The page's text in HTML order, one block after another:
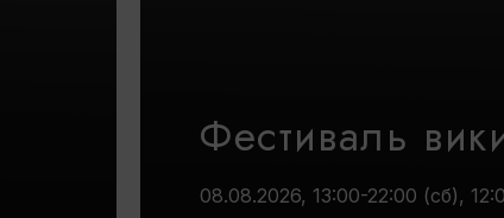
Фестиваль
08.08.2026, 13:00-22:00 (сб),